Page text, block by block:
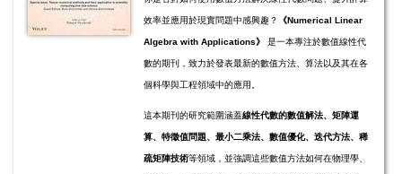
效率並應用於現實問題中感興趣？ 《Numerical Linear
Algebra with Applications》 是一本專注於數值線性代
數的期刊，致力於發表最新的數值方法、算法以及其在各
個科學與工程領域中的應用。
這本期刊的研究範圍涵蓋線性代數的數值解法、矩陣運
算、特徵值問題、最小二乘法、數值優化、迭代方法、稀
疏矩陣技術等領域，並強調這些數值方法如何在物理學、